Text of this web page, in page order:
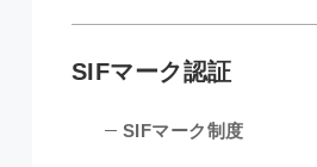
SIFマーク認証
SIFマーク制度